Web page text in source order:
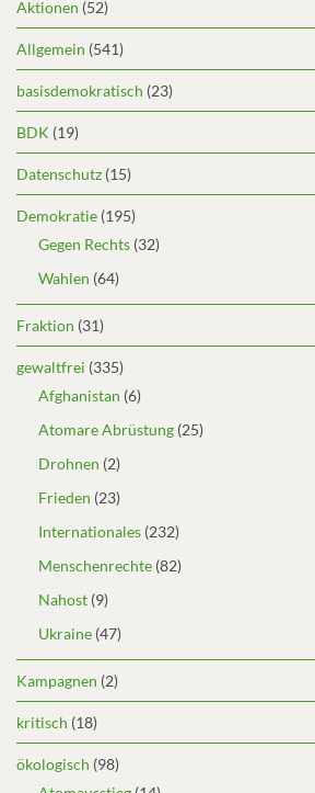
Aktionen (52)
Allgemein (541)
basisdemokratisch (23)
BDK (19)
Datenschutz (15)
Demokratie (195)
Gegen Rechts (32)
Wahlen (64)
Fraktion (31)
gewaltfrei (335)
Afghanistan (6)
Atomare Abrüstung (25)
Drohnen (2)
Frieden (23)
Internationales (232)
Menschenrechte (82)
Nahost (9)
Ukraine (47)
Kampagnen (2)
kritisch (18)
ökologisch (98)